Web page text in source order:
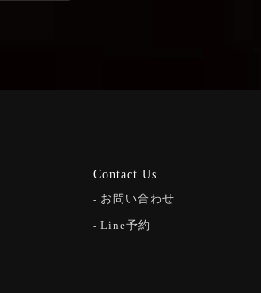
Contact Us
お問い合わせ
Line予約